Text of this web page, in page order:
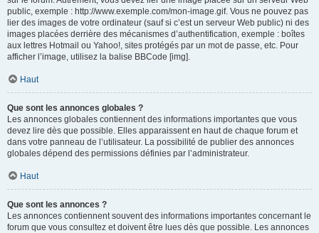
public, exemple : http://www.exemple.com/mon-image.gif. Vous ne pouvez pas
lier des images de votre ordinateur (sauf si c’est un serveur Web public) ni des
images placées derrière des mécanismes d’authentification, exemple : boîtes
aux lettres Hotmail ou Yahoo!, sites protégés par un mot de passe, etc. Pour
afficher l’image, utilisez la balise BBCode [img].
Haut
Que sont les annonces globales ?
Les annonces globales contiennent des informations importantes que vous
devez lire dès que possible. Elles apparaissent en haut de chaque forum et
dans votre panneau de l’utilisateur. La possibilité de publier des annonces
globales dépend des permissions définies par l’administrateur.
Haut
Que sont les annonces ?
Les annonces contiennent souvent des informations importantes concernant le
forum que vous consultez et doivent être lues dès que possible. Les annonces